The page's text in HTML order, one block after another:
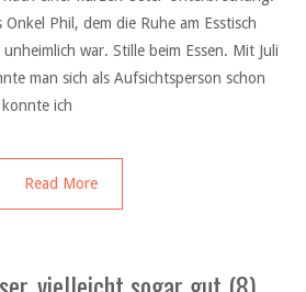
Phil, dem die Ruhe am Esstisch
war. Stille beim Essen. Mit Juli
man sich als Aufsichtsperson schon
ich
Read More